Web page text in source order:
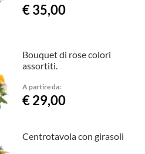
€ 35,00
Bouquet di rose colori
assortiti.
A partire da:
€ 29,00
Centrotavola con girasoli